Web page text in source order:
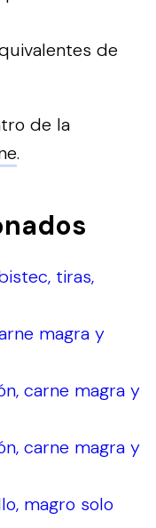
de
de la
.
tiras,
magra y
carne magra y
carne magra y
magro solo